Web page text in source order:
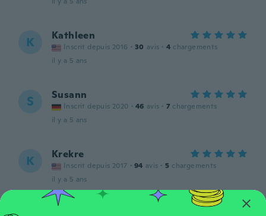
K Kathleen
Inscrit depuis 2016 · 30 avis · 4 chargements
il y a 5 ans
S Susann
Inscrit depuis 2020 · 46 avis · 7 chargements
il y a 5 ans
K Krekre
Inscrit depuis 2017 · 94 avis · 5 chargements
il y a 5 ans